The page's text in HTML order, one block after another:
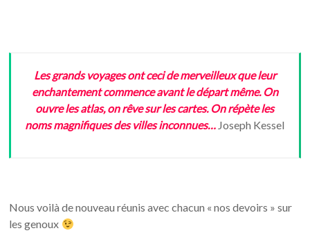
Les grands voyages ont ceci de merveilleux que leur
enchantement commence avant le départ même. On
ouvre les atlas, on rêve sur les cartes. On répète les
noms magnifiques des villes inconnues… Joseph Kessel
Nous voilà de nouveau réunis avec chacun « nos devoirs » sur
les genoux